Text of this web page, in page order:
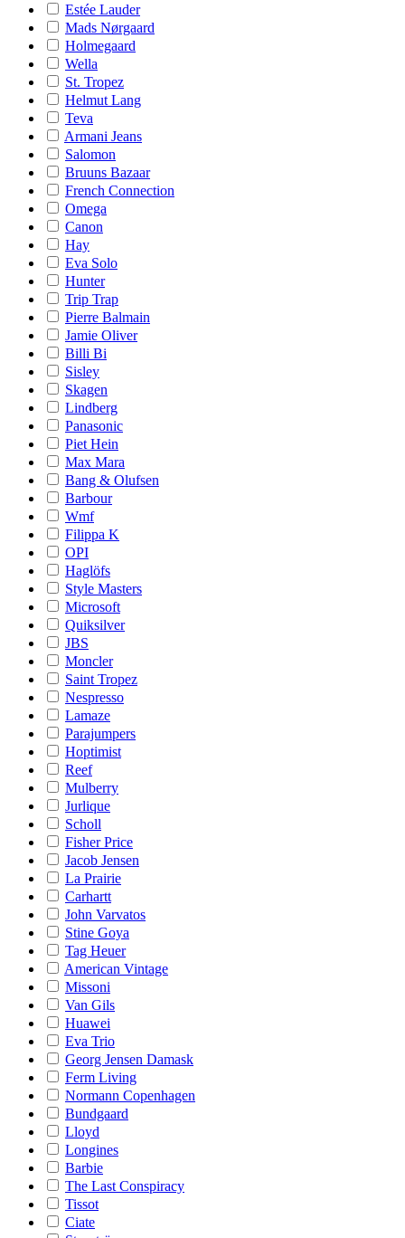
Estée Lauder
Mads Nørgaard
Holmegaard
Wella
St. Tropez
Helmut Lang
Teva
Armani Jeans
Salomon
Bruuns Bazaar
French Connection
Omega
Canon
Hay
Eva Solo
Hunter
Trip Trap
Pierre Balmain
Jamie Oliver
Billi Bi
Sisley
Skagen
Lindberg
Panasonic
Piet Hein
Max Mara
Bang & Olufsen
Barbour
Wmf
Filippa K
OPI
Haglöfs
Style Masters
Microsoft
Quiksilver
JBS
Moncler
Saint Tropez
Nespresso
Lamaze
Parajumpers
Hoptimist
Reef
Mulberry
Jurlique
Scholl
Fisher Price
Jacob Jensen
La Prairie
Carhartt
John Varvatos
Stine Goya
Tag Heuer
American Vintage
Missoni
Van Gils
Huawei
Eva Trio
Georg Jensen Damask
Ferm Living
Normann Copenhagen
Bundgaard
Lloyd
Longines
Barbie
The Last Conspiracy
Tissot
Ciate